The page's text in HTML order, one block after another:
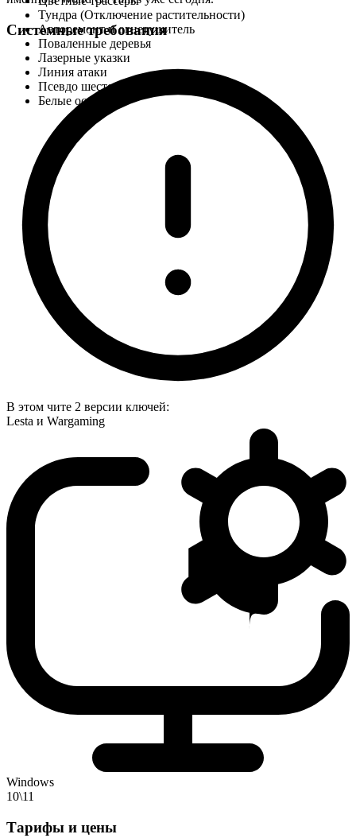
Тундра (Отключение растительности)
Авторемонт и огнетушитель
Поваленные деревья
Лазерные указки
Линия атаки
Псевдо шестое чувство
Белые остовы
Системные требования
В этом чите 2 версии ключей:
Lesta и Wargaming
Windows
10\11
Тарифы и цены